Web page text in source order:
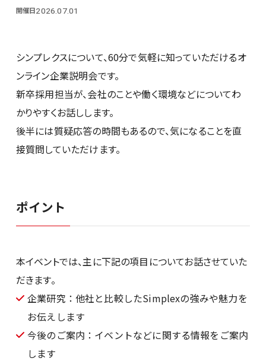
開催日2026.07.01
シンプレクスについて、60分で気軽に知っていただけるオ
ンライン企業説明会です。
新卒採用担当が、会社のことや働く環境などについてわ
かりやすくお話しします。
後半には質疑応答の時間もあるので、気になることを直
接質問していただけます。
ポイント
本イベントでは、主に下記の項目についてお話させていた
だきます。
企業研究：他社と比較したSimplexの強みや魅力を
お伝えします
今後のご案内：イベントなどに関する情報をご案内
します